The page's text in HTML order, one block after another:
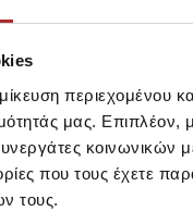
περιεχομένου
μας.
που τους έχετε
τους.